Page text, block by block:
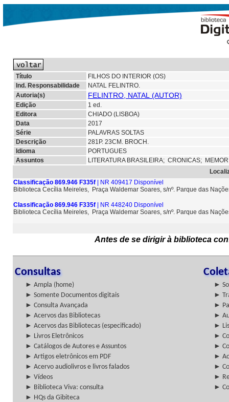
Título
FILHOS DO INTERIOR (OS)
Ind. Responsabilidade
NATAL FELINTRO.
Autoria(s)
FELINTRO, NATAL (AUTOR)
Edição
1 ed.
Editora
CHIADO (LISBOA)
Data
2017
Série
PALAVRAS SOLTAS
Descrição
281P. 23CM. BROCH.
Idioma
PORTUGUES
Assuntos
LITERATURA BRASILEIRA; CRONICAS;
Classificação 869.946 F335f | NR 409417 Disponível
Biblioteca Cecília Meireles, Praça Waldemar Soares, s/nº. Parque das
Classificação 869.946 F335f | NR 448240 Disponível
Biblioteca Cecília Meireles, Praça Waldemar Soares, s/nº. Parque das
Antes de se dirigir à biblioteca
Consultas
► Ampla (home)
►
► Somente Documentos digitais
►
► Consulta Avançada
►
► Acervos das Bibliotecas
►
► Acervos das Bibliotecas (especificado)
►
► Livros Eletrônicos
►
► Catálogos de Autores e Assuntos
►
► Artigos eletrônicos em PDF
►
► Acervo audiolivros e livros falados
►
► Vídeos
►
► Biblioteca Viva: consulta
►
► HQs da Gibiteca